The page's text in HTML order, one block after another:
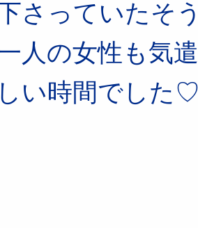
さっていたそ
人の女性も気
い時間でした